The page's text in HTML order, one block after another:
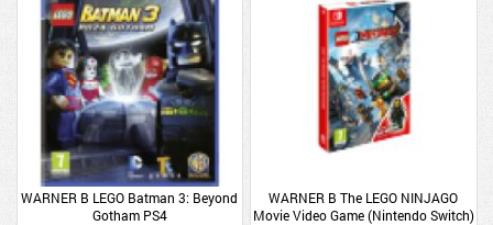
WARNER B LEGO Batman 3: Beyond
Gotham PS4
WARNER B The LEGO NINJAGO
Movie Video Game (Nintendo Switch)